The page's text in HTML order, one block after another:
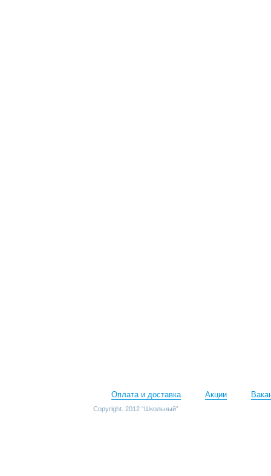
Оплата и доставка Акции
Copyright. 2012 “Школьный”